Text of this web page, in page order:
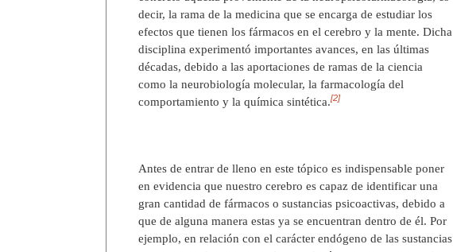
decir, la rama de la medicina que se encarga de estudiar los
efectos que tienen los fármacos en el cerebro y la mente. Dicha
disciplina experimentó importantes avances, en las últimas
décadas, debido a las aportaciones de ramas de la ciencia
como la neurobiología molecular, la farmacología del
comportamiento y la química sintética.[2]
Antes de entrar de lleno en este tópico es indispensable poner
en evidencia que nuestro cerebro es capaz de identificar una
gran cantidad de fármacos o sustancias psicoactivas, debido a
que de alguna manera estas ya se encuentran dentro de él. Por
ejemplo, en relación con el carácter endógeno de las sustancias